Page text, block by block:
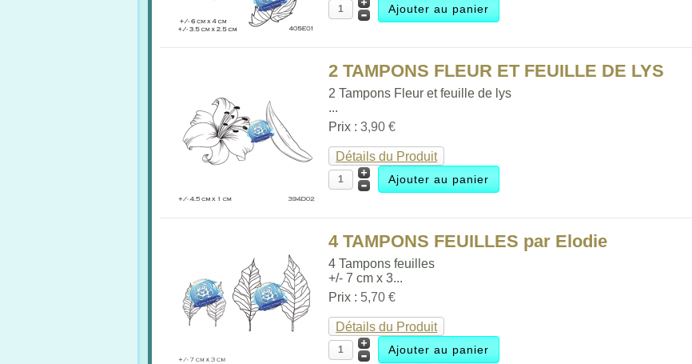
2 TAMPONS FLEUR ET FEUILLE DE LYS
2 Tampons Fleur et feuille de lys
...
Prix :3,90 €
Détails du Produit
4 TAMPONS FEUILLES par Elodie
4 Tampons feuilles
+/- 7 cm x 3...
Prix : 5,70 €
Détails du Produit